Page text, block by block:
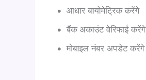
आधार बायोमेट्रिक करेंगे
बैंक अकाउंट वेरिफाई करेंगे
मोबाइल नंबर अपडेट करेंगे